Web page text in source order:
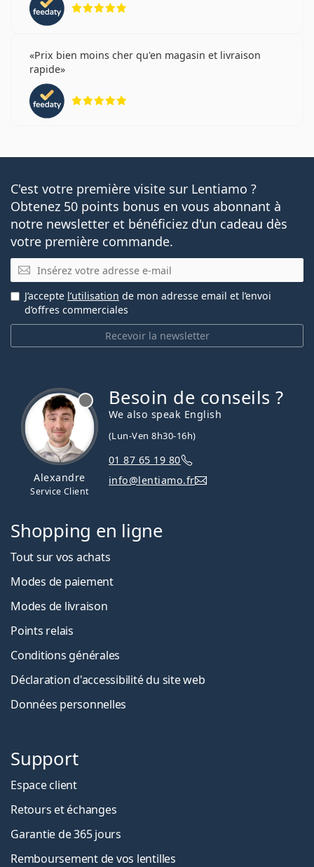
Prix bien moins cher qu'en magasin et livraison
rapide
C'est votre première visite sur Lentiamo ?
Obtenez 50 points bonus en vous abonnant à
notre newsletter et bénéficiez d'un cadeau dès
votre première commande.
E-mail
Recevoir la newsletter
J’accepte l’utilisation de mon adresse email et l’envoi
d’offres commerciales
Alexandre
Service Client
Besoin de conseils ?
We also speak English
(Lun-Ven 8h30-16h)
01 87 65 19 80
info@lentiamo.fr
Shopping en ligne
Tout sur vos achats
Modes de paiement
Modes de livraison
Points relais
Conditions générales
Déclaration d'accessibilité du site web
Données personnelles
Support
Espace client
Retours et échanges
Garantie de 365 jours
Remboursement de vos lentilles